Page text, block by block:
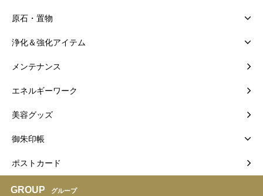
原石・置物
浄化＆強化アイテム
メンテナンス
エネルギーワーク
美容グッズ
御朱印帳
ポストカード
GROUP グループ